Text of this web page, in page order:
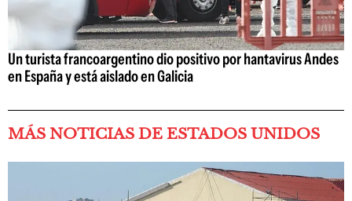
Un turista francoargentino dio positivo por hantavirus Andes
en España y está aislado en Galicia
MÁS NOTICIAS DE ESTADOS UNIDOS